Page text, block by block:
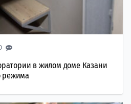
в жилом доме Казани
режима